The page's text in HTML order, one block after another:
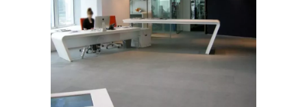
Mobilier de bureau